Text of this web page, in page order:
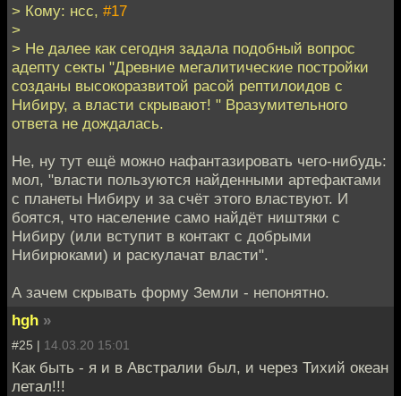
> Кому: нсс, #17
>
> Не далее как сегодня задала подобный вопрос
адепту секты "Древние мегалитические постройки
созданы высокоразвитой расой рептилоидов с
Нибиру, а власти скрывают! " Вразумительного
ответа не дождалась.
Не, ну тут ещё можно нафантазировать чего-нибудь:
мол, "власти пользуются найденными артефактами
с планеты Нибиру и за счёт этого властвуют. И
боятся, что население само найдёт ништяки с
Нибиру (или вступит в контакт с добрыми
Нибирюками) и раскулачат власти".
А зачем скрывать форму Земли - непонятно.
hgh »
#25 | 14.03.20 15:01
Как быть - я и в Австралии был, и через Тихий океан
летал!!!